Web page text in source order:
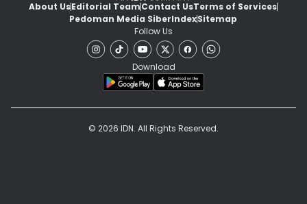
About UsEditorial TeamContact UsTerms of Services
Pedoman Media SiberIndexSitemap
Follow Us
Download
© 2026 IDN. All Rights Reserved.